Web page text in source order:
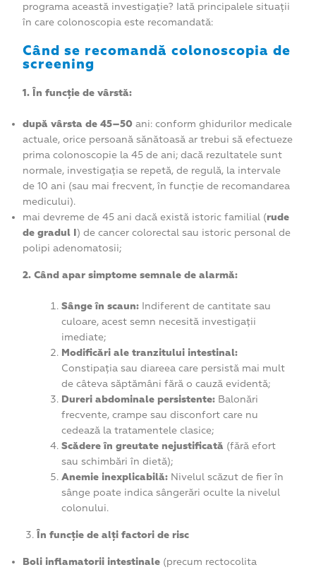
programa această investigație? Iată principalele situații
în care colonoscopia este recomandată:
Când se recomandă colonoscopia de
screening
1. În funcție de vârstă:
după vârsta de 45–50ani: conform ghidurilor medicale
actuale, orice persoană sănătoasă ar trebui să efectueze
prima colonoscopie la 45 de ani; dacă rezultatele sunt
normale, investigația se repetă, de regulă, la intervale
de 10 ani (sau mai frecvent, în funcție de recomandarea
medicului).
mai devreme de 45 ani dacă există istoric familial (rude
de gradul I) de cancer colorectal sau istoric personal de
polipi adenomatosii;
2. Când apar simptome semnale de alarmă:
Sânge în scaun: Indiferent de cantitate sau
culoare, acest semn necesită investigații
imediate;
Modificări ale tranzitului intestinal:
Constipația sau diareea care persistă mai mult
de câteva săptămâni fără o cauză evidentă;
Dureri abdominale persistente: Balonări
frecvente, crampe sau disconfort care nu
cedează la tratamentele clasice;
Scădere în greutate nejustificată (fără efort
sau schimbări în dietă);
Anemie inexplicabilă: Nivelul scăzut de fier în
sânge poate indica sângerări oculte la nivelul
colonului.
În funcție de alți factori de risc
Boli inflamatorii intestinale (precum rectocolita